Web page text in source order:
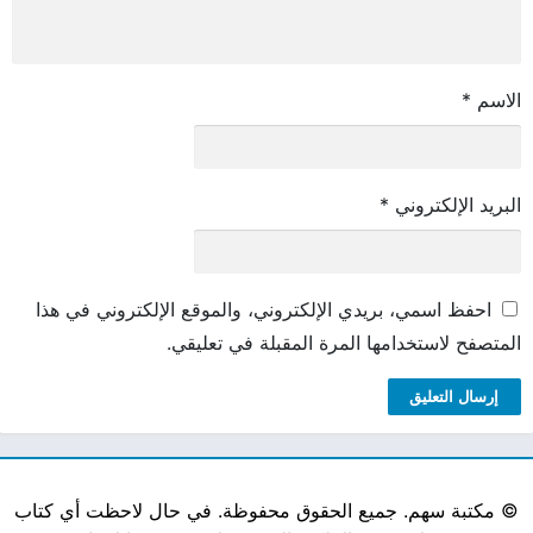
الاسم *
البريد الإلكتروني *
احفظ اسمي، بريدي الإلكتروني، والموقع الإلكتروني في هذا
المتصفح لاستخدامها المرة المقبلة في تعليقي.
© مكتبة سهم. جميع الحقوق محفوظة. في حال لاحظت أي كتاب